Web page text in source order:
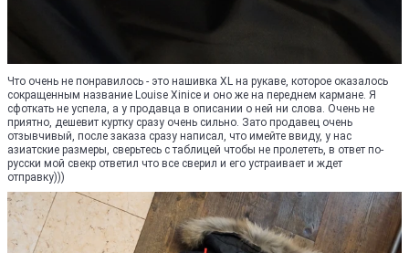
Что очень не понравилось - это нашивка XL на рукаве, которое оказалось
сокращенным название Louise Xinice и оно же на переднем кармане. Я
сфоткать не успела, а у продавца в описании о ней ни слова. Очень не
приятно, дешевит куртку сразу очень сильно. Зато продавец очень
отзывчивый, после заказа сразу написал, что имейте ввиду, у нас
азиатские размеры, сверьтесь с таблицей чтобы не пролететь, в ответ по-
русски мой свекр ответил что все сверил и его устраивает и ждет
отправку)))